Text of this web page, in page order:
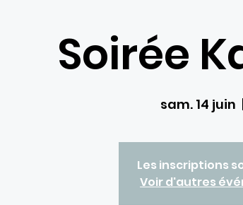
Soirée
sam. 14 juin
Les inscriptions
Voir d'autres